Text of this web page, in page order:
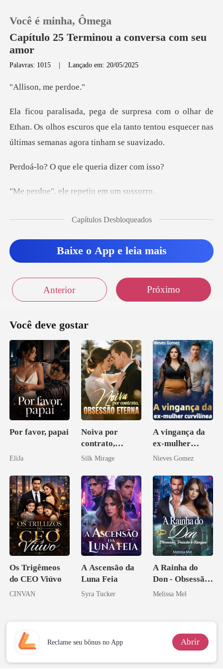
Histórico
Baixar App
Você é minha, Ômega
Capítulo 25 Terminou a conversa com seu
amor
Palavras: 1015 |Lançado em: 20/05/2025
n, me p
de
Ethan. Os olhos escuros que ela tanto tentou esq
ue ele queria
ele repetiu e
rava sem r
o", prosseguiu
Capítulos Desbloqueados
Baixe o App e leia mais
Anterior Próximo
Você deve gostar
Por favor, papai
EliJa
Noiva por
contrato,
obsessão eterna
Silk Mirage
A vingança da
ex-mulher
curvilínea
Nieves Gomez
Os Trigêmeos
do CEO Viúvo
CINVAN
A Ascensão da
Luna Feia
Syra Tucker
A Rainha do
Don - Obsessão,
Paixão e Sangue
Melissa Mel
Reclame seu bônus no App Abrir